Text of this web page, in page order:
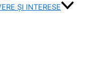
ȘI INTERESE